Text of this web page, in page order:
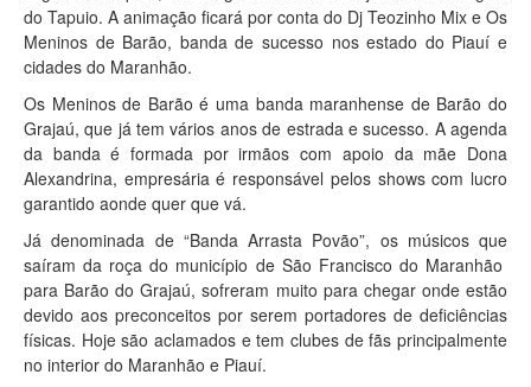
do Tapuio. A animação ficará por conta do Dj Teozinho Mix e Os
Meninos de Barão, banda de sucesso nos estado do Piauí e
cidades do Maranhão.
Os Meninos de Barão é uma banda maranhense de Barão do
Grajaú, que já tem vários anos de estrada e sucesso. A agenda
da banda é formada por irmãos com apoio da mãe Dona
Alexandrina, empresária é responsável pelos shows com lucro
garantido aonde quer que vá.
Já denominada de “Banda Arrasta Povão”, os músicos que
saíram da roça do município de São Francisco do Maranhão
para Barão do Grajaú, sofreram muito para chegar onde estão
devido aos preconceitos por serem portadores de deficiências
físicas. Hoje são aclamados e tem clubes de fãs principalmente
no interior do Maranhão e Piauí.